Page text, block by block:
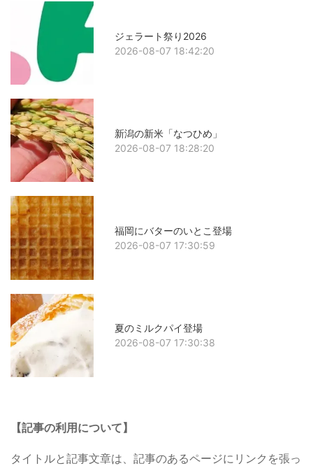
ジェラート祭り2026
2026-08-07 18:42:20
新潟の新米「なつひめ」
2026-08-07 18:28:20
福岡にバターのいとこ登場
2026-08-07 17:30:59
夏のミルクパイ登場
2026-08-07 17:30:38
【記事の利用について】
タイトルと記事文章は、記事のあるページにリンクを張っ